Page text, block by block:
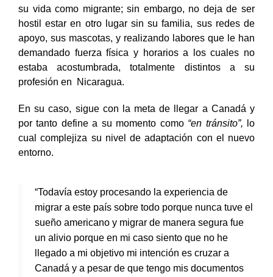
su vida como migrante; sin embargo, no deja de ser
hostil estar en otro lugar sin su familia, sus redes de
apoyo, sus mascotas, y realizando labores que le han
demandado fuerza física y horarios a los cuales no
estaba acostumbrada, totalmente distintos a su
profesión en Nicaragua.
En su caso, sigue con la meta de llegar a Canadá y
por tanto define a su momento como “en tránsito”,
lo
cual complejiza su nivel de adaptación con el nuevo
entorno.
“Todavía estoy procesando la experiencia de
migrar a este país sobre todo porque nunca tuve el
sueño americano y migrar de manera segura fue
un alivio porque en mi caso siento que no he
llegado a mi objetivo mi intención es cruzar a
Canadá y a pesar de que tengo mis documentos